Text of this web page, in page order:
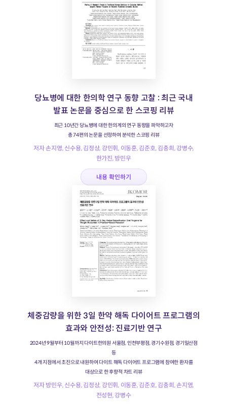
당뇨병에 대한 한의학 연구 동향 고찰 : 최근 국내
발표 논문을 중심으로 한 스코핑 리뷰
최근 10년간 당뇨병에 대한 한의계의 연구 동향을 파악하고자
총 74편의 논문을 선정하여 분석한 스코핑 리뷰
저자 손지영, 신수용, 김정상, 강민휘, 이동훈, 김준호, 김충희, 강병수,
한가진, 방민우
내용 확인하기
체중감량을 위한 3일 한약 해독 다이어트 프로그램의
효과와 안전성: 진료기반 연구
2024년 9월부터 10월까지 다이트한의원 서울점, 인천부평점, 경기수원점, 경기일산점
등
4개 지점에서 초진으로 내원하여 다이트 해독 다이어트 프로그램에 참여한 환자를
대상으로 한 후향적 차트 리뷰
저자 방민우, 신수용, 김정상, 강민휘, 이동훈, 김준호, 김충희, 손지영,
전성현, 강병수